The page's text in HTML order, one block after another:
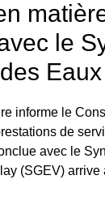
le
informe le
de
avec le
(SGEV) arrive